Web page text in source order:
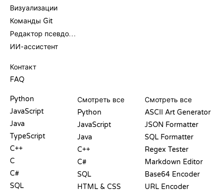
Визуализации
Команды Git
Редактор псевдокода
ИИ-ассистент
Контакт
FAQ
Python
JavaScript
Java
TypeScript
C++
C
C#
SQL
Смотреть все
Python
JavaScript
Java
C++
C#
SQL
HTML & CSS
Смотреть все
ASCII Art Generator
JSON Formatter
SQL Formatter
Regex Tester
Markdown Editor
Base64 Encoder
URL Encoder